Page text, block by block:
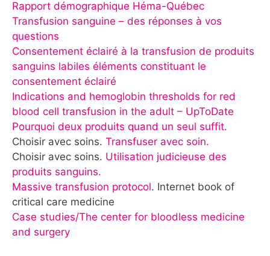
Rapport démographique Héma-Québec
Transfusion sanguine – des réponses à vos
questions
Consentement éclairé à la transfusion de produits
sanguins labiles éléments constituant le
consentement éclairé
Indications and hemoglobin thresholds for red
blood cell transfusion in the adult – UpToDate
Pourquoi deux produits quand un seul suffit.
Choisir avec soins. Transfuser avec soin.
Choisir avec soins. Utilisation judicieuse des
produits sanguins.
Massive transfusion protocol. Internet book of
critical care medicine
Case studies/The center for bloodless medicine
and surgery